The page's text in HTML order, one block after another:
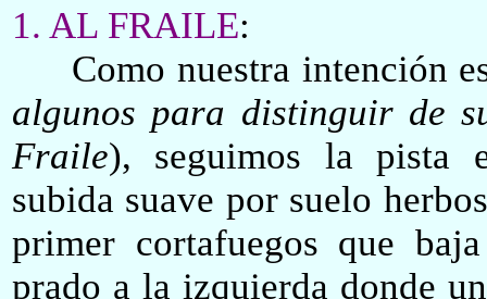
1. AL FRAILE:
Como nuestra intención
algunos para distinguir de
Fraile), seguimos la pista
subida suave por suelo
primer cortafuegos que
prado a la izquierda donde